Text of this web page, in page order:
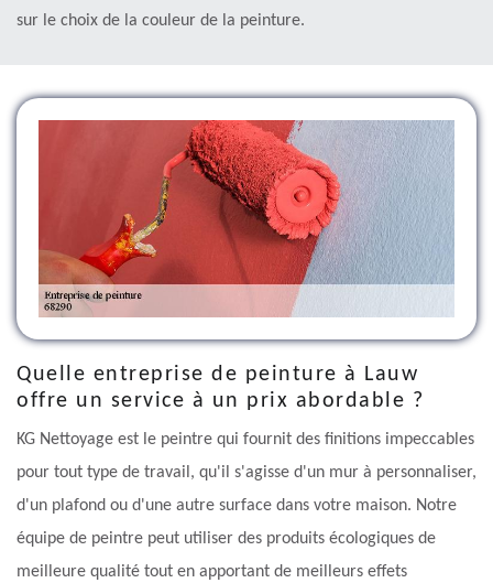
sur le choix de la couleur de la peinture.
Quelle entreprise de peinture à Lauw
offre un service à un prix abordable ?
KG Nettoyage est le peintre qui fournit des finitions impeccables
pour tout type de travail, qu'il s'agisse d'un mur à personnaliser,
d'un plafond ou d'une autre surface dans votre maison. Notre
équipe de peintre peut utiliser des produits écologiques de
meilleure qualité tout en apportant de meilleurs effets